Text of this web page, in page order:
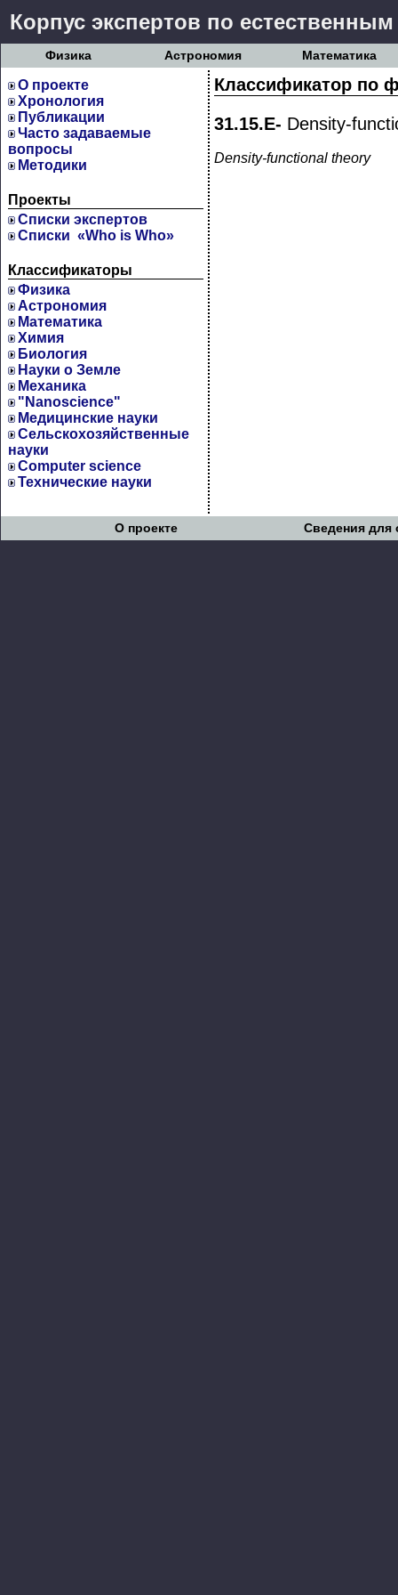
Корпус экспертов по
Физика Астрономия Математика
О проекте
Хронология
Публикации
Часто задаваемые
вопросы
Методики
Проекты
Cписки экспертов
Списки «Who is Who»
Классификаторы
Физика
Астрономия
Математика
Химия
Биология
Науки о Земле
Механика
"Nanoscience"
Медицинские науки
Сельскохозяйственные
науки
Computer science
Технические науки
Классификатор по
31.15.E- Density-
Density-functional theory
О проекте Сведения для